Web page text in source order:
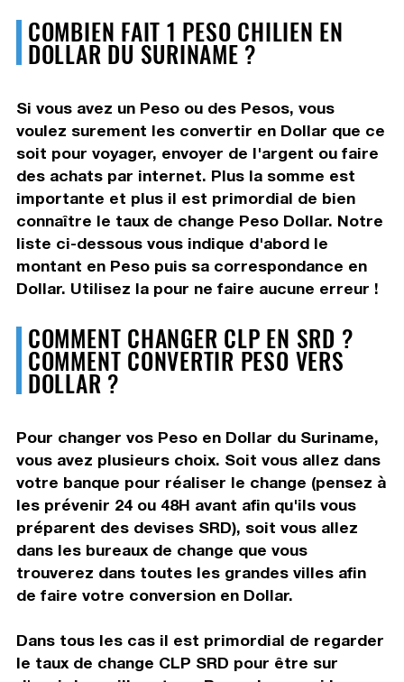
COMBIEN FAIT 1 PESO CHILIEN EN
DOLLAR DU SURINAME ?
Si vous avez un Peso ou des Pesos, vous
voulez surement les convertir en Dollar que ce
soit pour voyager, envoyer de l'argent ou faire
des achats par internet. Plus la somme est
importante et plus il est primordial de bien
connaître le taux de change Peso Dollar. Notre
liste ci-dessous vous indique d'abord le
montant en Peso puis sa correspondance en
Dollar. Utilisez la pour ne faire aucune erreur !
COMMENT CHANGER CLP EN SRD ?
COMMENT CONVERTIR PESO VERS
DOLLAR ?
Pour changer vos Peso en Dollar du Suriname,
vous avez plusieurs choix. Soit vous allez dans
votre banque pour réaliser le change (pensez à
les prévenir 24 ou 48H avant afin qu'ils vous
préparent des devises SRD), soit vous allez
dans les bureaux de change que vous
trouverez dans toutes les grandes villes afin
de faire votre conversion en Dollar.
Dans tous les cas il est primordial de regarder
le taux de change CLP SRD pour être sur